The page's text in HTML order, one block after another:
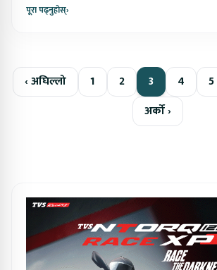
पूरा पढ्नुहोस्›
‹ अघिल्लो 1 2 3 4 5
अर्को ›